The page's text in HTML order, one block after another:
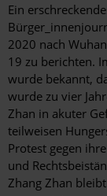
Ein
2020 nach
19 zu berichten.
wurde bekannt,
wurde zu vier
Zhan in akuter
teilweisen
Protest gegen
und
Zhang Zhan